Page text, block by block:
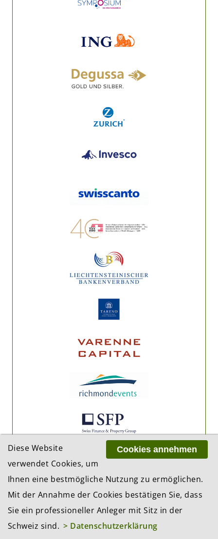
Cookies annehmen
Diese Website
verwendet Cookies, um
Ihnen eine bestmögliche Nutzung zu ermöglichen.
Mit der Annahme der Cookies bestätigen Sie, dass
Sie ein professioneller Anleger mit Sitz in der
Schweiz sind. > Datenschutzerklärung